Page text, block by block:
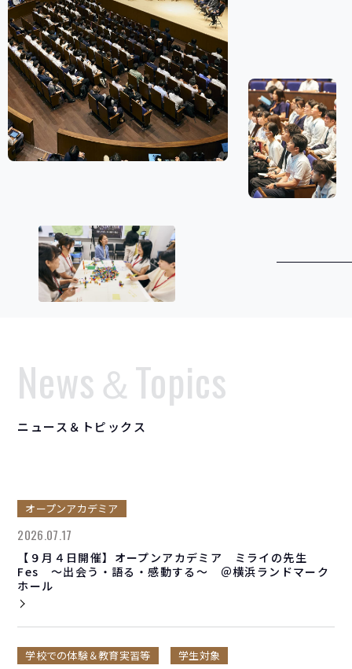
News＆Topics
ニ ュー ス ＆ ト ピ ック ス
オープンアカデミア
2026.07.17
【９月４日開催】オープンアカデミア ミライの先生
Fes ～出会う・語る・感動する～ ＠横浜ランドマーク
ホール
学校での体験＆教育実習等 学生対象